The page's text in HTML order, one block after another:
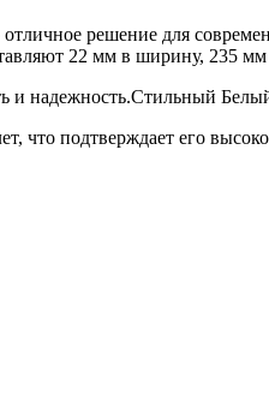
решение для
22 мм в ширину, 235
надежность.Стильный
что подтверждает его